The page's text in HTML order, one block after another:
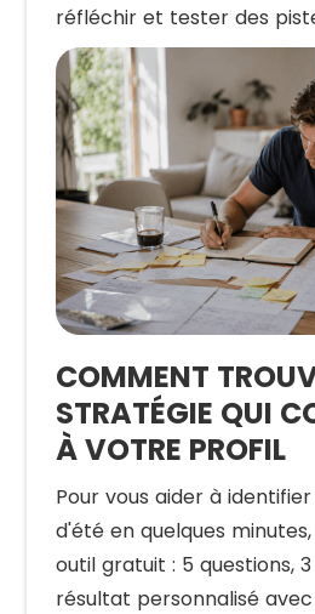
réfléchir et tester des
COMMENT
STRATÉGIE QUI
À VOTRE PROFIL
Pour vous aider à
d'été en quelques
outil gratuit : 5 questions,
résultat personnalisé